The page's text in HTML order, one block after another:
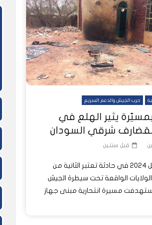
الحرب
نشرة أخبار عاين الأسبوعية
شاهد لاحقاً
جروحٌ لا تُرى.. حرب السودان تمتد إلى
الصحة النفسية للملايين
حرب الجيش والدعم السريع
يثير الهلع في
شرقي السودان
قبل سنتين
عاين- 9 أبريل 2024 في حادثة تعتبر الثانية من
الواقعة تحت سيطرة الجيش
مسيرة انتحارية مبنى جهاز